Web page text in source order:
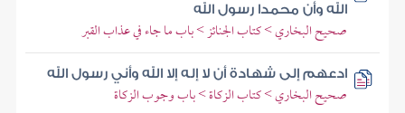
الله وأن محمدا رسول الله
صحيح البخاري > كتاب الجنائز > باب ما جاء في عذاب القبر
ادعهم إلى شهادة أن لا إله إلا الله وأني رسول الله
صحيح البخاري > كتاب الزكاة > باب وجوب الزكاة